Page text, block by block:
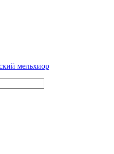
мельхиор